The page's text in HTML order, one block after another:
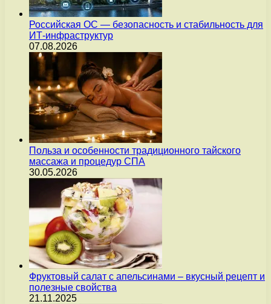
Российская ОС — безопасность и стабильность для
ИТ-инфраструктур
07.08.2026
Польза и особенности традиционного тайского
массажа и процедур СПА
30.05.2026
Фруктовый салат с апельсинами – вкусный рецепт и
полезные свойства
21.11.2025